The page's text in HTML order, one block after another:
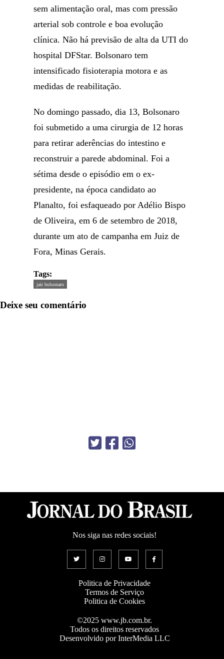
sem alimentação oral, mas com pressão
arterial sob controle e boa evolução
clínica. Não há previsão de alta da UTI do
hospital DFStar. Bolsonaro tem
intensificado fisioterapia motora e as
medidas de reabilitação.
No domingo passado, dia 13, Bolsonaro
foi submetido a uma cirurgia de 12 horas
para retirar aderências do intestino e
reconstruir a parede abdominal. Foi a
sétima desde o episódio em o ex-
presidente, na época candidato ao
Planalto, foi esfaqueado por Adélio Bispo
de Oliveira, em 6 de setembro de 2018,
durante um ato de campanha em Juiz de
Fora, Minas Gerais.
Tags:
jair bolsonaro
Deixe seu comentário
Nos siga nas redes sociais!
Politica de Privacidade
Termos de Serviço
Politica de Cookies
©2025 www.jb.com.br.
Todos os direitos reservados
Desenvolvido por InterMedia LLC